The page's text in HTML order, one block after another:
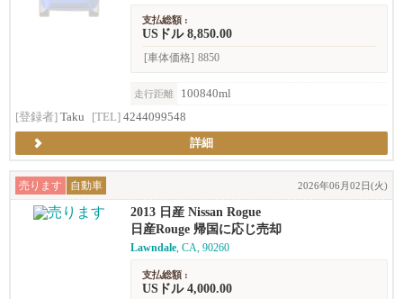
支払総額 :
USドル 8,850.00
[車体価格] 8850
走行距離
100840ml
[登録者] Taku [TEL] 4244099548
詳細
売ります 自動車 2026年06月02日(火)
2013 日産 Nissan Rogue
日産Rouge 帰国に応じ売却
Lawndale, CA, 90260
支払総額 :
USドル 4,000.00